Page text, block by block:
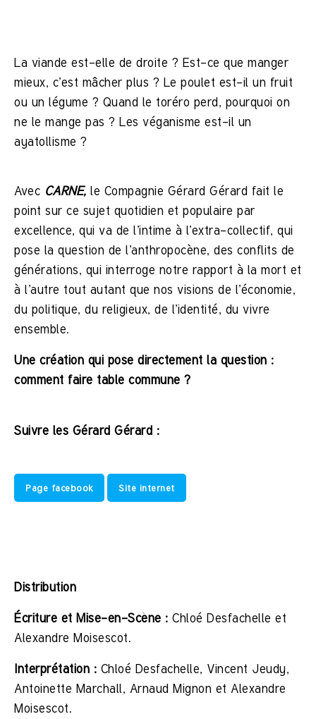
La viande est-elle de droite ? Est-ce que manger
mieux, c’est mâcher plus ? Le poulet est-il un fruit
ou un légume ? Quand le toréro perd, pourquoi on
ne le mange pas ? Les véganisme est-il un
ayatollisme ?
Avec CARNE, le Compagnie Gérard Gérard fait le
point sur ce sujet quotidien et populaire par
excellence, qui va de l’intime à l’extra-collectif, qui
pose la question de l’anthropocène, des conflits de
générations, qui interroge notre rapport à la mort et
à l’autre tout autant que nos visions de l’économie,
du politique, du religieux, de l’identité, du vivre
ensemble.
Une création qui pose directement la question :
comment faire table commune ?
Suivre les Gérard Gérard :
Page facebook Site internet
Distribution
Écriture et Mise-en-Scène : Chloé Desfachelle et
Alexandre Moisescot.
Interprétation : Chloé Desfachelle, Vincent Jeudy,
Antoinette Marchall, Arnaud Mignon et Alexandre
Moisescot.